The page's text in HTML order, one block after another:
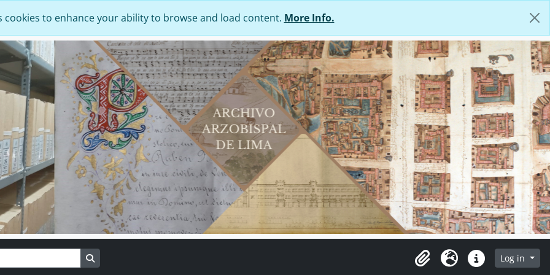
cookies to enhance your ability to browse and load content. More Info.
Search in browse page
ClipboardLanguageQuick linksLog in